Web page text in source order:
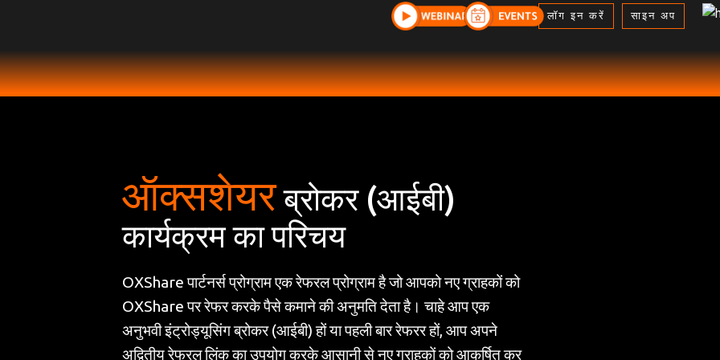
लॉग इन करें साइन अप
ऑक्सशेयरब्रोकर (आईबी)
कार्यक्रम का परिचय
OXShare पार्टनर्स प्रोग्राम एक रेफरल प्रोग्राम है जो आपको नए ग्राहकों को
OXShare पर रेफर करके पैसे कमाने की अनुमति देता है। चाहे आप एक
अनुभवी इंट्रोड्यूसिंग ब्रोकर (आईबी) हों या पहली बार रेफरर हों, आप अपने
अद्वितीय रेफरल लिंक का उपयोग करके आसानी से नए ग्राहकों को आकर्षित कर